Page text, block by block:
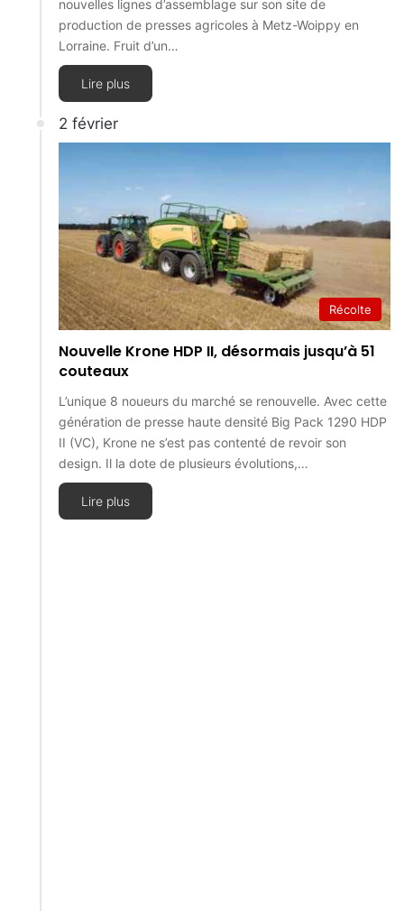
nouvelles lignes d’assemblage sur son site de
production de presses agricoles à Metz-Woippy en
Lorraine. Fruit d’un…
Lire plus
2 février
Récolte
Nouvelle Krone HDP II, désormais jusqu’à 51
couteaux
L’unique 8 noueurs du marché se renouvelle. Avec cette
génération de presse haute densité Big Pack 1290 HDP
II (VC), Krone ne s’est pas contenté de revoir son
design. Il la dote de plusieurs évolutions,…
Lire plus